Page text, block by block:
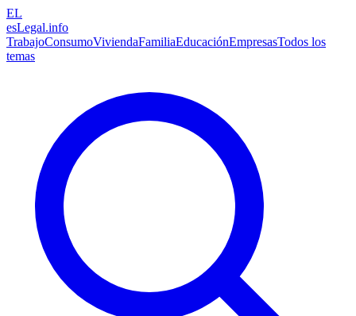
EL
esLegal.info
TrabajoConsumoViviendaFamiliaEducaciónEmpresasTodos los
temas